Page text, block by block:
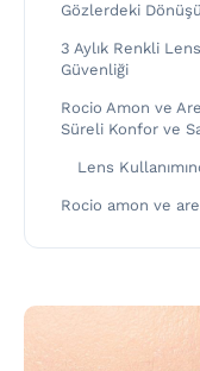
Gözlerdeki
3 Aylık Renkli
Güvenliği
Rocio Amon ve
Süreli Konfor ve
Lens
Rocio amon ve